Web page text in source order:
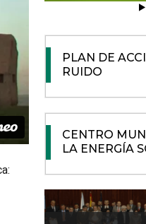
PLAN DE
RUIDO
CENTRO
LA ENERGÍA